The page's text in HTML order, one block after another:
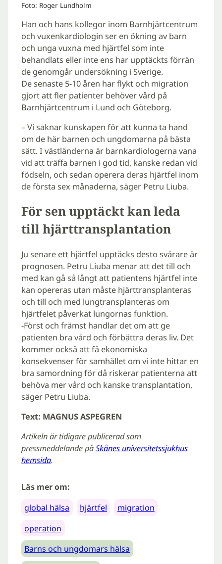
Foto: Roger Lundholm
Han och hans kollegor inom Barnhjärtcentrum
och vuxenkardiologin ser en ökning av barn
och unga vuxna med hjärtfel som inte
behandlats eller inte ens har upptäckts förrän
de genomgår undersökning i Sverige.
De senaste 5-10 åren har flykt och migration
gjort att fler patienter behöver vård på
Barnhjärtcentrum i Lund och Göteborg.
– Vi saknar kunskapen för att kunna ta hand
om de här barnen och ungdomarna på bästa
sätt. I västländerna är barnkardiologerna vana
vid att träffa barnen i god tid, kanske redan vid
födseln, och sedan operera deras hjärtfel inom
de första sex månaderna, säger Petru Liuba.
För sen upptäckt kan leda
till hjärttransplantation
Ju senare ett hjärtfel upptäcks desto svårare är
prognosen. Petru Liuba menar att det till och
med kan gå så långt att patientens hjärtfel inte
kan opereras utan måste hjärttransplanteras
och till och med lungtransplanteras om
hjärtfelet påverkat lungornas funktion.
-Först och främst handlar det om att ge
patienten bra vård och förbättra deras liv. Det
kommer också att få ekonomiska
konsekvenser för samhället om vi inte hittar en
bra samordning för då riskerar patienterna att
behöva mer vård och kanske transplantation,
säger Petru Liuba.
Text: MAGNUS ASPEGREN
Artikeln är tidigare publicerad som
pressmeddelande påSkånes universitetssjukhus
hemsida.
Läs mer om:
global hälsa
hjärtfel
migration
operation
Barns och ungdomars hälsa